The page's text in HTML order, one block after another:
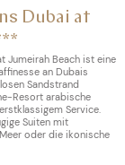
Dubai at
Jumeirah Beach ist eine
an Dubais
Sandstrand
Resort arabische
Service.
Suiten mit
oder die ikonische